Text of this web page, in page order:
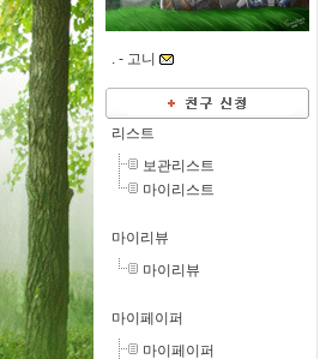
. - 고니
리스트
보관리스트
마이리스트
마이리뷰
마이리뷰
마이페이퍼
마이페이퍼